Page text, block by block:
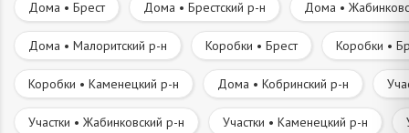
Дома • Брест Дома • Брестский р-н Дома •
Дома • Малоритский р-н Коробки • Брест Коробки •
Коробки • Каменецкий р-н Дома • Кобринский р-н
Участки • Жабинковский р-н Участки • Каменецкий р-н